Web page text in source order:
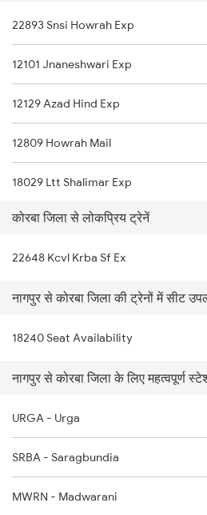
18029 Ltt Shalimar Exp
12833 Adi Hwh Exp
22893 Snsi Howrah Exp
12101 Jnaneshwari Exp
12129 Azad Hind Exp
12809 Howrah Mail
18029 Ltt Shalimar Exp
12833 Adi Hwh Exp
12859 Gitanjali Exp
कोरबा जिला से लोकप्रिय ट्रेनें
22648 Kcvl Krba Sf Ex
नागपुर से कोरबा जिला की ट्रेनों में सीट
18240 Seat Availability
नागपुर से कोरबा जिला के लिए महत्वपूर्ण
URGA - Urga
SRBA - Saragbundia
MWRN - Madwarani